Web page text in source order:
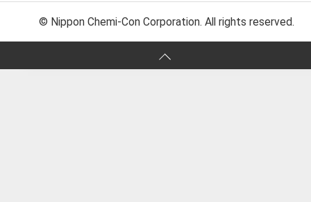
© Nippon Chemi-Con Corporation. All rights reserved.